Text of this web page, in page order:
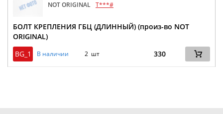
NOT ORIGINAL T***#
БОЛТ КРЕПЛЕНИЯ ГБЦ (ДЛИННЫЙ) (произ-во NOT
ORIGINAL)
BG_1
В наличии 2 шт 330